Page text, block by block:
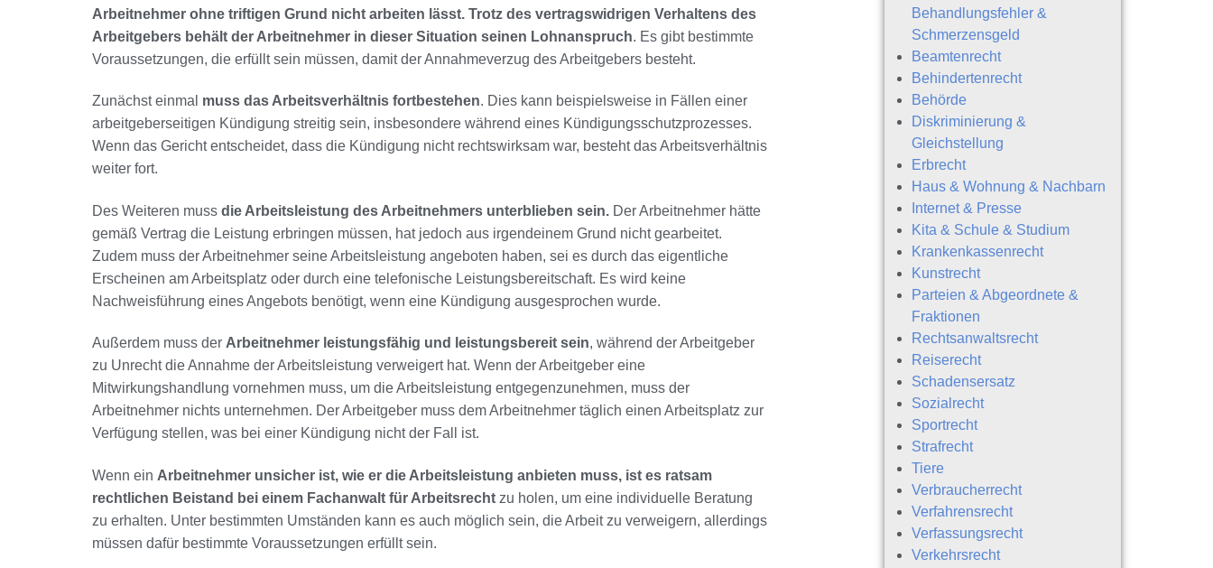
Arbeitnehmer ohne triftigen Grund nicht arbeiten lässt. Trotz des vertragswidrigen Verhaltens des
Arbeitgebers behält der Arbeitnehmer in dieser Situation seinen Lohnanspruch. Es gibt bestimmte
Voraussetzungen, die erfüllt sein müssen, damit der Annahmeverzug des Arbeitgebers besteht.
Zunächst einmal muss das Arbeitsverhältnis fortbestehen. Dies kann beispielsweise in Fällen einer
arbeitgeberseitigen Kündigung streitig sein, insbesondere während eines Kündigungsschutzprozesses.
Wenn das Gericht entscheidet, dass die Kündigung nicht rechtswirksam war, besteht das Arbeitsverhältnis
weiter fort.
Des Weiteren muss die Arbeitsleistung des Arbeitnehmers unterblieben sein. Der Arbeitnehmer hätte
gemäß Vertrag die Leistung erbringen müssen, hat jedoch aus irgendeinem Grund nicht gearbeitet.
Zudem muss der Arbeitnehmer seine Arbeitsleistung angeboten haben, sei es durch das eigentliche
Erscheinen am Arbeitsplatz oder durch eine telefonische Leistungsbereitschaft. Es wird keine
Nachweisführung eines Angebots benötigt, wenn eine Kündigung ausgesprochen wurde.
Außerdem muss der Arbeitnehmer leistungsfähig und leistungsbereit sein, während der Arbeitgeber
zu Unrecht die Annahme der Arbeitsleistung verweigert hat. Wenn der Arbeitgeber eine
Mitwirkungshandlung vornehmen muss, um die Arbeitsleistung entgegenzunehmen, muss der
Arbeitnehmer nichts unternehmen. Der Arbeitgeber muss dem Arbeitnehmer täglich einen Arbeitsplatz zur
Verfügung stellen, was bei einer Kündigung nicht der Fall ist.
Wenn ein Arbeitnehmer unsicher ist, wie er die Arbeitsleistung anbieten muss, ist es ratsam
rechtlichen Beistand bei einem Fachanwalt für Arbeitsrecht zu holen, um eine individuelle Beratung
zu erhalten. Unter bestimmten Umständen kann es auch möglich sein, die Arbeit zu verweigern, allerdings
müssen dafür bestimmte Voraussetzungen erfüllt sein.
Behandlungsfehler &
Schmerzensgeld
Beamtenrecht
Behindertenrecht
Behörde
Diskriminierung &
Gleichstellung
Erbrecht
Haus & Wohnung & Nachbarn
Internet & Presse
Kita & Schule & Studium
Krankenkassenrecht
Kunstrecht
Parteien & Abgeordnete &
Fraktionen
Rechtsanwaltsrecht
Reiserecht
Schadensersatz
Sozialrecht
Sportrecht
Strafrecht
Tiere
Verbraucherrecht
Verfahrensrecht
Verfassungsrecht
Verkehrsrecht